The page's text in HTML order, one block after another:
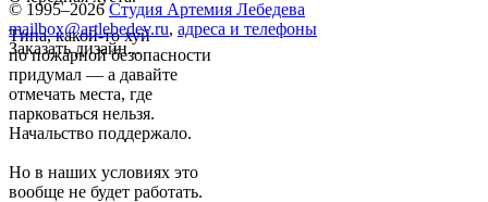
Типа, какой-то хуй
по пожарной безопасности
придумал — а давайте
отмечать места, где
парковаться нельзя.
Начальство поддержало.
Но в наших условиях это
вообще не будет работать.
© 1995–2026 Студия Артемия Лебедева
mailbox@artlebedev.ru, адреса и телефоны
Заказать дизайн...